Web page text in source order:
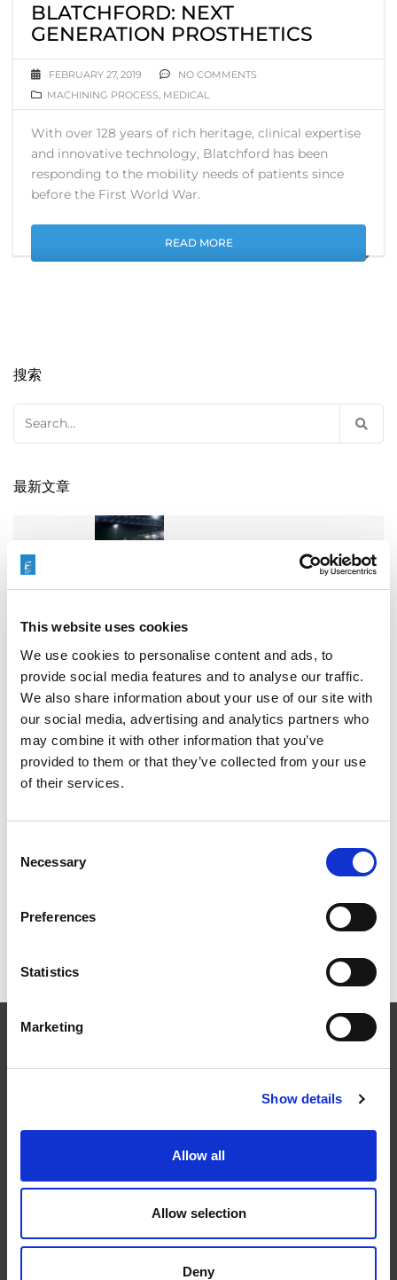
This website uses cookies
We use cookies to personalise content and ads, to
provide social media features and to analyse our traffic.
We also share information about your use of our site with
our social media, advertising and analytics partners who
may combine it with other information that you’ve
provided to them or that they’ve collected from your use
of their services.
Selection
Necessary
Preferences
Statistics
Marketing
Show details
Allow all
Allow selection
Deny
BLATCHFORD: NEXT
GENERATION PROSTHETICS
FEBRUARY 27, 2019
NO COMMENTS
MACHINING PROCESS, MEDICAL
With over 128 years of rich heritage, clinical expertise
and innovative technology, Blatchford has been
responding to the mobility needs of patients since
before the First World War.
READ MORE
搜索
for:
最新文章
EXTRUDE HONE 如何重新定义一级方程式赛车的性能极
挤压性能
在航空航天、汽车、能源和医疗等领域，部件的高精度加工对最终
精度。事实上，我们的 易趋宏公司（EXTRUDE HONE®） 机械加
工解决方案系列可以触及您看不到的零件表面，并且对其进行成型